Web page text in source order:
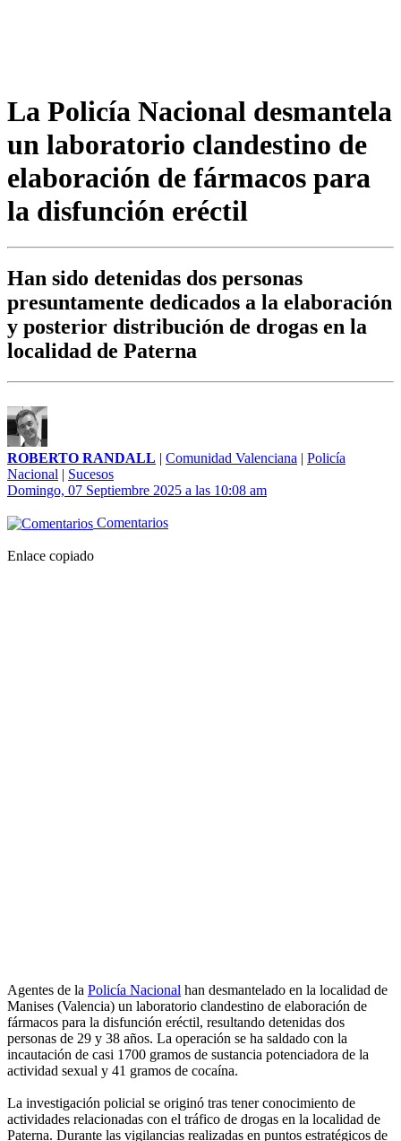
La Policía Nacional desmantela
un laboratorio clandestino de
elaboración de fármacos para
la disfunción eréctil
Han sido detenidas dos personas
presuntamente dedicados a la elaboración
y posterior distribución de drogas en la
localidad de Paterna
ROBERTO RANDALL | Comunidad Valenciana | Policía
Nacional | Sucesos
Domingo, 07 Septiembre 2025 a las 10:08 am
Comentarios
Enlace copiado
Agentes de la Policía Nacional han desmantelado en la localidad de
Manises (Valencia) un laboratorio clandestino de elaboración de
fármacos para la disfunción eréctil, resultando detenidas dos
personas de 29 y 38 años. La operación se ha saldado con la
incautación de casi 1700 gramos de sustancia potenciadora de la
actividad sexual y 41 gramos de cocaína.
La investigación policial se originó tras tener conocimiento de
actividades relacionadas con el tráfico de drogas en la localidad de
Paterna. Durante las vigilancias realizadas en puntos estratégicos de